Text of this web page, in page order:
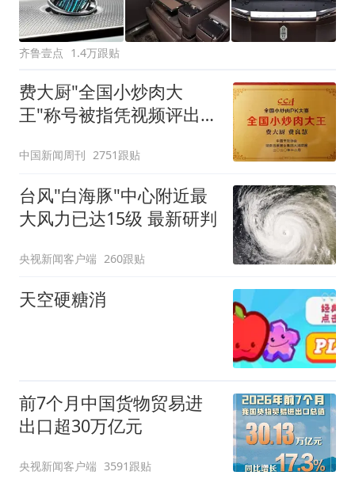
齐鲁壹点 1.4万跟贴
费大厨"全国小炒肉大
王"称号被指凭视频评出
中国新闻周刊 2751跟贴
台风"白海豚"中心附近最
大风力已达15级 最新研判
央视新闻客户端 260跟贴
天空硬糖消
前7个月中国货物贸易进
出口超30万亿元
央视新闻客户端 3591跟贴